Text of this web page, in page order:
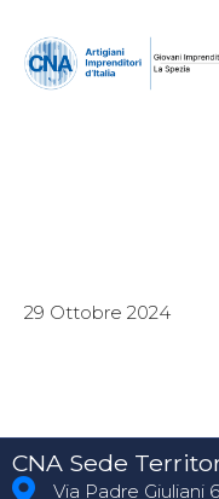
29 Ottobre 2024
CNA Sede
Via Padre Giuliani